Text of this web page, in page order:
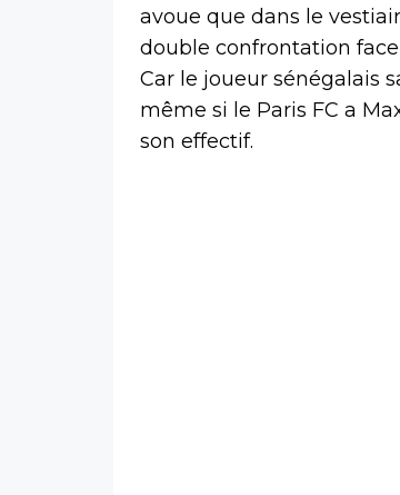
avoue que dans le
double confrontation
Car le joueur sénégalais
même si le Paris FC a
son effectif.